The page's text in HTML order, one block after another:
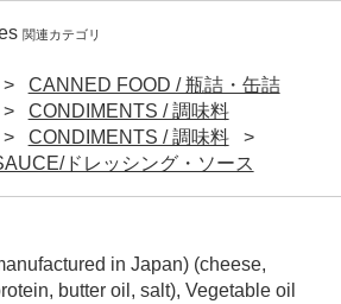
関連カテゴリ
CANNED FOOD / 瓶詰・缶詰
CONDIMENTS / 調味料
CONDIMENTS / 調味料
ドレッシング・ソース
in Japan) (cheese,
butter oil, salt), Vegetable oil